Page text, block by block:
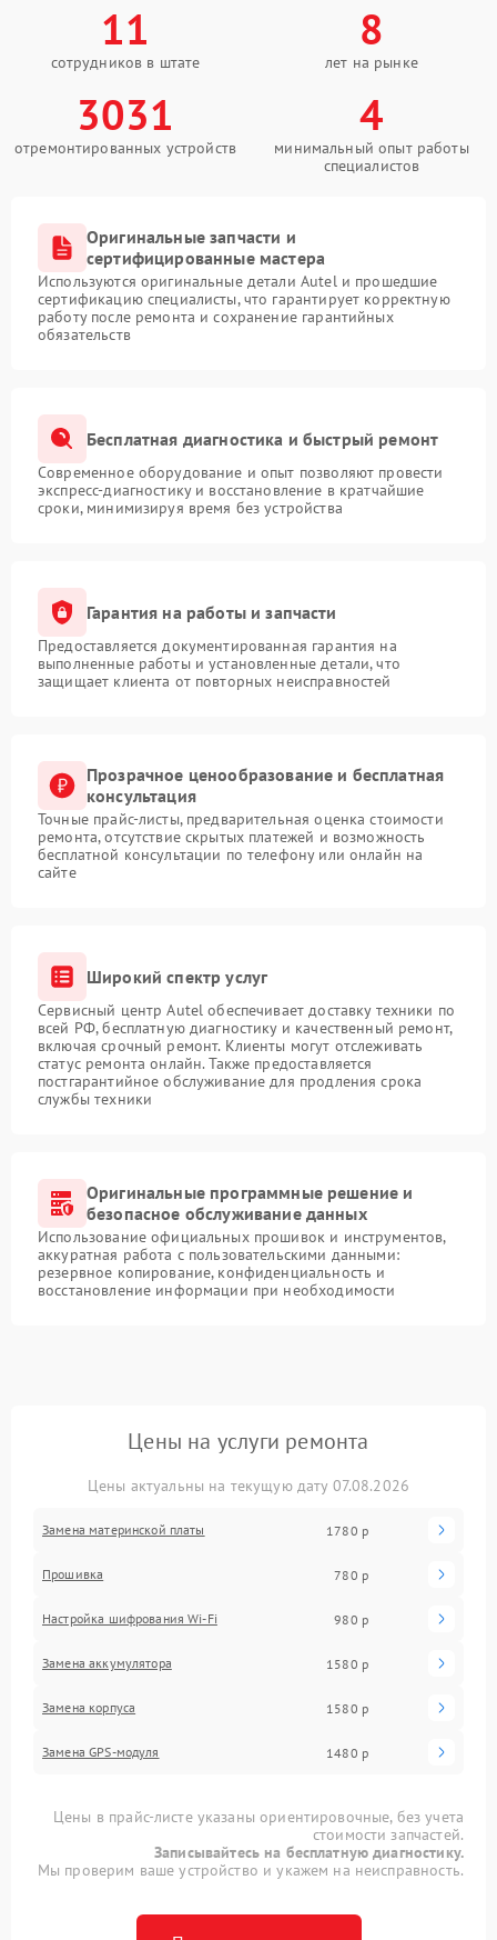
11
сотрудников в штате
8
лет на рынке
3031
отремонтированных устройств
4
минимальный опыт работы
специалистов
Оригинальные запчасти и
сертифицированные мастера
Используются оригинальные детали Autel и прошедшие
сертификацию специалисты, что гарантирует корректную
работу после ремонта и сохранение гарантийных
обязательств
Бесплатная диагностика и быстрый ремонт
Современное оборудование и опыт позволяют провести
экспресс-диагностику и восстановление в кратчайшие
сроки, минимизируя время без устройства
Гарантия на работы и запчасти
Предоставляется документированная гарантия на
выполненные работы и установленные детали, что
защищает клиента от повторных неисправностей
Прозрачное ценообразование и бесплатная
консультация
Точные прайс-листы, предварительная оценка стоимости
ремонта, отсутствие скрытых платежей и возможность
бесплатной консультации по телефону или онлайн на
сайте
Широкий спектр услуг
Сервисный центр Autel обеспечивает доставку техники по
всей РФ, бесплатную диагностику и качественный ремонт,
включая срочный ремонт. Клиенты могут отслеживать
статус ремонта онлайн. Также предоставляется
постгарантийное обслуживание для продления срока
службы техники
Оригинальные программные решение и
безопасное обслуживание данных
Использование официальных прошивок и инструментов,
аккуратная работа с пользовательскими данными:
резервное копирование, конфиденциальность и
восстановление информации при необходимости
Цены на услуги ремонта
Цены актуальны на текущую дату 07.08.2026
Замена материнской платы 1780 р
Прошивка 780 р
Настройка шифрования Wi-Fi 980 р
Замена аккумулятора 1580 р
Замена корпуса 1580 р
Замена GPS-модуля 1480 р
Цены в прайс-листе указаны ориентировочные, без учета
стоимости запчастей.
Записывайтесь на бесплатную диагностику.
Мы проверим ваше устройство и укажем на неисправность.